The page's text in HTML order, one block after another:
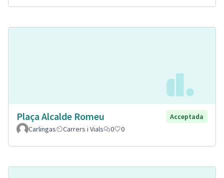
Plaça Alcalde Romeu
Acceptada
Carlingas
Carrers i Vials 0 0